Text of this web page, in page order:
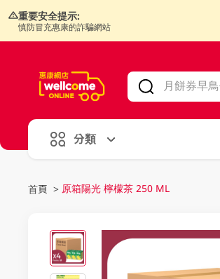
重要安全提示:
慎防冒充惠康的詐騙網站
分類
首頁 > 原箱陽光 檸檬茶 250 ML